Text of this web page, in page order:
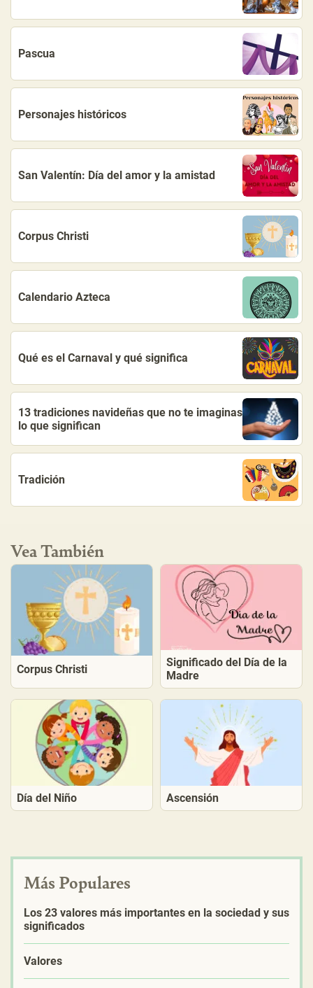
Pascua
Personajes históricos
San Valentín: Día del amor y la amistad
Corpus Christi
Calendario Azteca
Qué es el Carnaval y qué significa
13 tradiciones navideñas que no te imaginas
lo que significan
Tradición
Vea También
Corpus Christi
Significado del Día de la
Madre
Día del Niño Ascensión
Más Populares
Los 23 valores más importantes en la sociedad y sus
significados
Valores